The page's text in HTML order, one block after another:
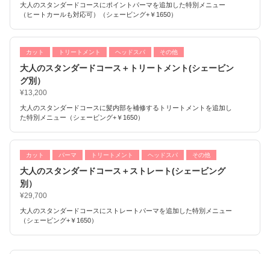
大人のスタンダードコースにポイントパーマを追加した特別メニュー
（ヒートカールも対応可）（シェービング+￥1650）
カット トリートメント ヘッドスパ その他
大人のスタンダードコース＋トリートメント(シェービン
グ別）
¥13,200
大人のスタンダードコースに髪内部を補修するトリートメントを追加し
た特別メニュー（シェービング+￥1650）
カット パーマ トリートメント ヘッドスパ その他
大人のスタンダードコース＋ストレート(シェービング
別）
¥29,700
大人のスタンダードコースにストレートパーマを追加した特別メニュー
（シェービング+￥1650）